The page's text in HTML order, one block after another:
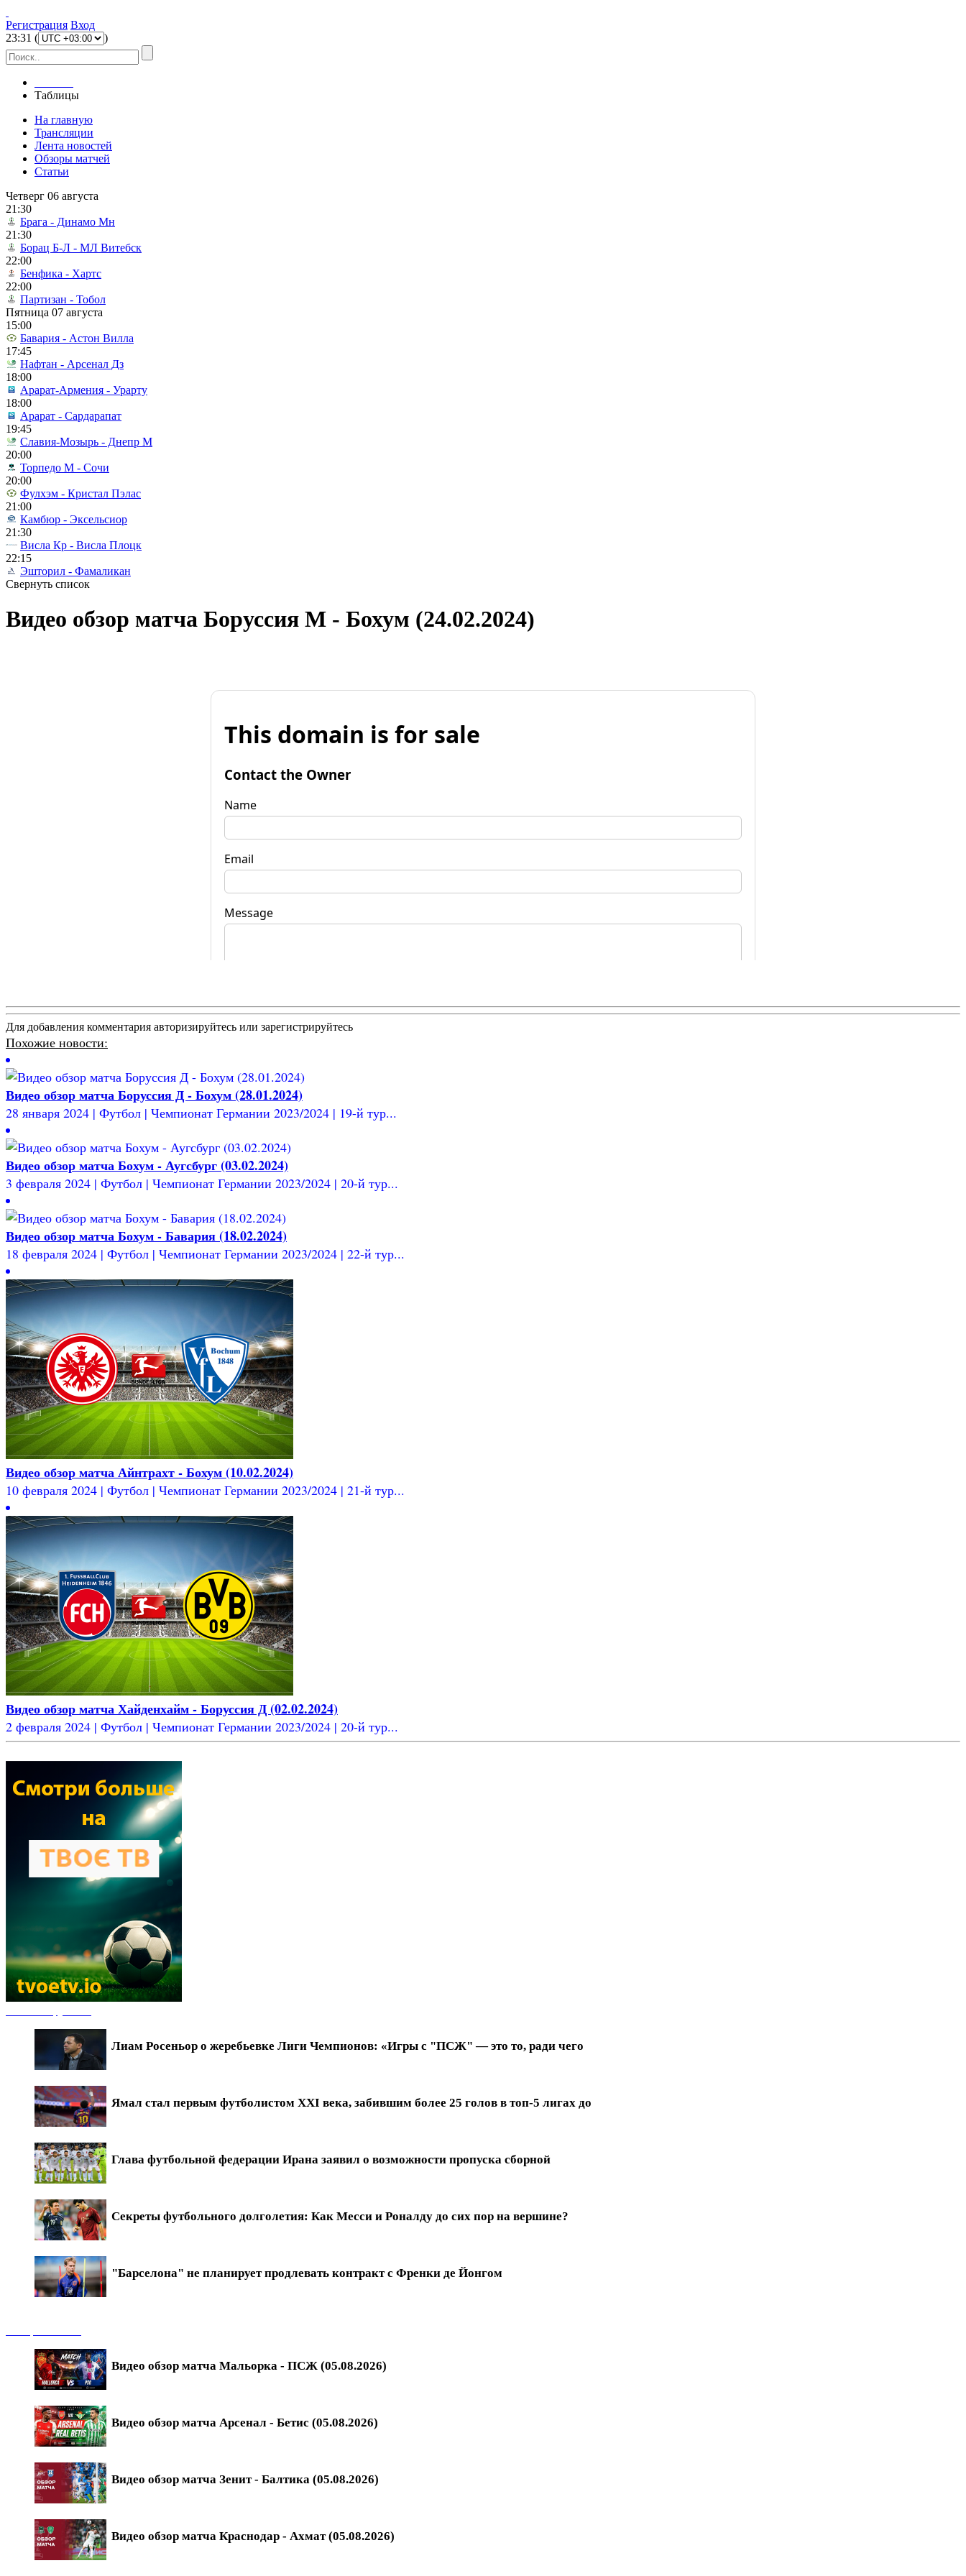
Регистрация Вход
23:31 ( )
Таблицы
На главную
Трансляции
Лента новостей
Обзоры матчей
Статьи
Четверг 06 августа
21:30
Брага - Динамо Мн
21:30
Борац Б-Л - МЛ Витебск
22:00
Бенфика - Хартс
22:00
Партизан - Тобол
Пятница 07 августа
15:00
Бавария - Астон Вилла
17:45
Нафтан - Арсенал Дз
18:00
Арарат-Армения - Урарту
18:00
Арарат - Сардарапат
19:45
Славия-Мозырь - Днепр М
20:00
Торпедо М - Сочи
20:00
Фулхэм - Кристал Пэлас
21:00
Камбюр - Эксельсиор
21:30
Висла Кр - Висла Плоцк
22:15
Эшторил - Фамаликан
Свернуть список
Видео обзор матча Боруссия М - Бохум (24.02.2024)
Для добавления комментария авторизируйтесь или зарегистрируйтесь
Похожие новости:
Видео обзор матча Боруссия Д - Бохум (28.01.2024)
28 января 2024 | Футбол | Чемпионат Германии 2023/2024 | 19-й тур...
Видео обзор матча Бохум - Аугсбург (03.02.2024)
3 февраля 2024 | Футбол | Чемпионат Германии 2023/2024 | 20-й тур...
Видео обзор матча Бохум - Бавария (18.02.2024)
18 февраля 2024 | Футбол | Чемпионат Германии 2023/2024 | 22-й тур...
Видео обзор матча Айнтрахт - Бохум (10.02.2024)
10 февраля 2024 | Футбол | Чемпионат Германии 2023/2024 | 21-й тур...
Видео обзор матча Хайденхайм - Боруссия Д (02.02.2024)
2 февраля 2024 | Футбол | Чемпионат Германии 2023/2024 | 20-й тур...
Лиам Росеньор о жеребьевке Лиги Чемпионов: «Игры с "ПСЖ" — это то, ради чего
Ямал стал первым футболистом XXI века, забившим более 25 голов в топ-5 лигах до
Глава футбольной федерации Ирана заявил о возможности пропуска сборной
Секреты футбольного долголетия: Как Месси и Роналду до сих пор на вершине?
"Барселона" не планирует продлевать контракт с Френки де Йонгом
Видео обзор матча Мальорка - ПСЖ (05.08.2026)
Видео обзор матча Арсенал - Бетис (05.08.2026)
Видео обзор матча Зенит - Балтика (05.08.2026)
Видео обзор матча Краснодар - Ахмат (05.08.2026)